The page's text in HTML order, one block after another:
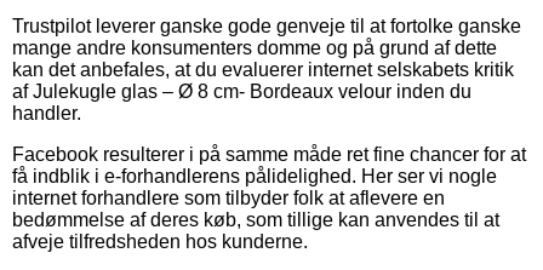
Trustpilot leverer ganske gode genveje til at fortolke ganske
mange andre konsumenters domme og på grund af dette
kan det anbefales, at du evaluerer internet selskabets kritik
af Julekugle glas – Ø 8 cm- Bordeaux velour inden du
handler.
Facebook resulterer i på samme måde ret fine chancer for at
få indblik i e-forhandlerens pålidelighed. Her ser vi nogle
internet forhandlere som tilbyder folk at aflevere en
bedømmelse af deres køb, som tillige kan anvendes til at
afveje tilfredsheden hos kunderne.